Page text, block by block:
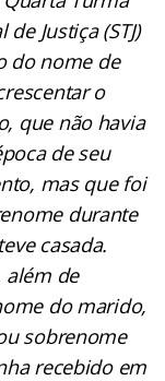
Justiça (STJ)
do nome de
o
que não havia
de seu
mas que foi
durante
casada.
de
do marido,
sobrenome
recebido em